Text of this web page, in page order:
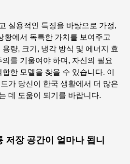
실용적인 특징을 바탕으로 가정,
황에서 독특한 가치를 보여주고
량, 크기, 냉각 방식 및 에너지 효
를 기울여야 하며, 자신의 필요
한 모델을 찾을 수 있습니다. 이
가 당신이 한국 생활에서 더 많은
데 도움이 되기를 바랍니다.
저장 공간이 얼마나 됩니